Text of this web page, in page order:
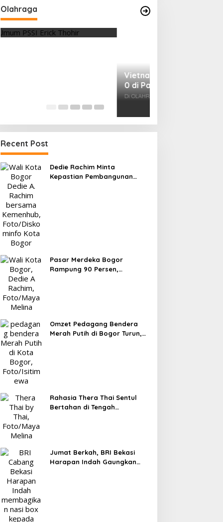
Olahraga
Vietnam Permalukan Indonesia 3-
Manfaatkan Laga Kandang
Di OLAHRAGA | 4 Agustus 2026
Recent Post
Dedie Rachim Minta
Kepastian Pembangunan
Pasar Merdeka Bogor
Rampung 90 Persen,
Omzet Pedagang Bendera
Merah Putih di Bogor Turun,
Rahasia Thera Thai Sentul
Bertahan di Tengah
Jumat Berkah, BRI Bekasi
Harapan Indah Gaungkan